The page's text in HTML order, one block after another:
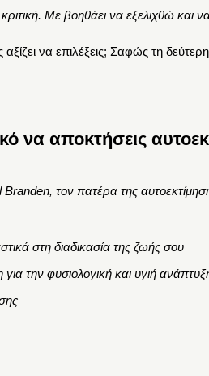
Με βοηθάει να εξελιχθώ και
να επιλέξεις; Σαφώς τη
να αποκτήσεις
τον πατέρα της
στη διαδικασία της ζωής σου
για την φυσιολογική και υγιή